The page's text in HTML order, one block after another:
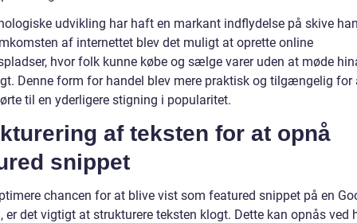
udvikling har haft en markant indflydelse på skive
af internettet blev det muligt at oprette online
hvor folk kunne købe og sælge varer uden at møde
Denne form for handel blev mere praktisk og tilgængelig for
til en yderligere stigning i popularitet.
af teksten for at opnå
snippet
chancen for at blive vist som featured snippet på en
er det vigtigt at strukturere teksten klogt. Dette kan opnås